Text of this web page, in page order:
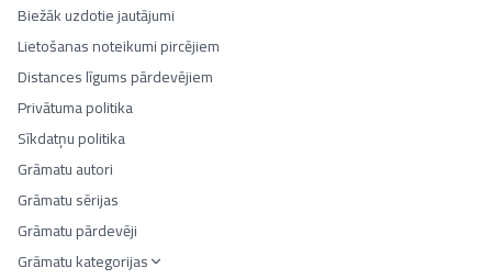
Biežāk uzdotie jautājumi
Lietošanas noteikumi pircējiem
Distances līgums pārdevējiem
Privātuma politika
Sīkdatņu politika
Grāmatu autori
Grāmatu sērijas
Grāmatu pārdevēji
Grāmatu kategorijas